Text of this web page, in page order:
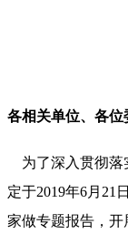
各相关单位、各位
为了深入贯彻落
定于2019年6月21
家做专题报告，